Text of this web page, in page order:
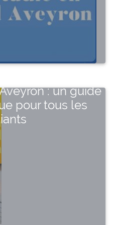
: un guide
pour tous les